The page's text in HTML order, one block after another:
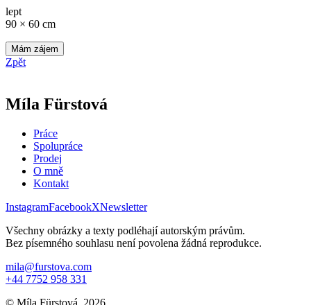
lept
90 × 60 cm
Mám zájem
Zpět
Míla Fürstová
Práce
Spolupráce
Prodej
O mně
Kontakt
InstagramFacebookXNewsletter
Všechny obrázky a texty podléhají autorským právům.
Bez písemného souhlasu není povolena žádná reprodukce.
mila@furstova.com
+44 7752 958 331
© Míla Fürstová, 2026